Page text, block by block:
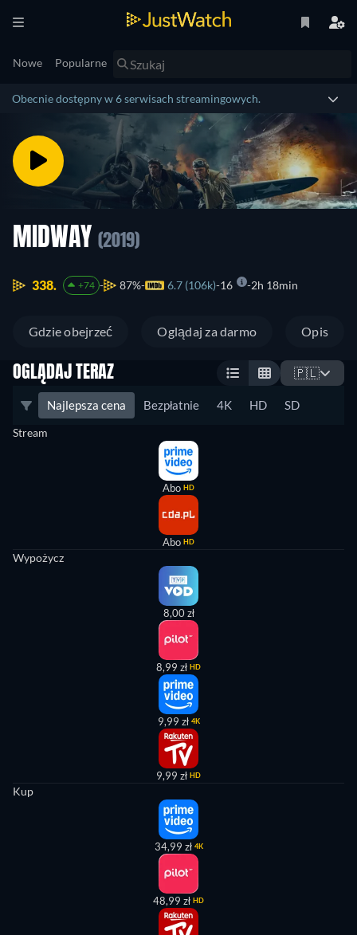
Nowe Popularne
Obecnie dostępny w 6 serwisach streamingowych.
MIDWAY (2019)
338. +74 87% 6.7 (106k) 16 2h 18min
Gdzie obejrzeć Oglądaj za darmo Opis
OGLĄDAJ TERAZ 🇵🇱
Najlepsza cena Bezpłatnie 4K HD SD
Stream
Abo HD
Abo HD
Wypożycz
8,00 zł
8,99 zł HD
9,99 zł 4K
9,99 zł HD
Kup
34,99 zł 4K
48,99 zł HD